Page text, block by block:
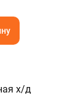
х/д